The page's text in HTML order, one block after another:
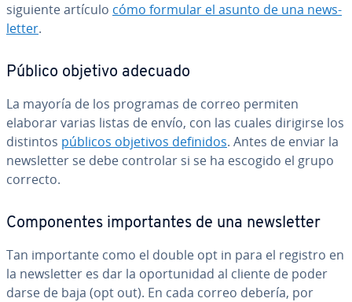
siguiente artículo cómo formular el asunto de una ne­w­s­
le­t­ter.
Público objetivo adecuado
La mayoría de los programas de correo permiten
elaborar varias listas de envío, con las cuales dirigirse los
distintos públicos objetivos definidos. Antes de enviar la
ne­w­s­le­t­ter se debe controlar si se ha escogido el grupo
correcto.
Co­m­po­ne­n­tes im­po­r­ta­n­tes de una ne­w­s­le­t­ter
Tan im­po­r­ta­n­te como el double opt in para el registro en
la ne­w­s­le­t­ter es dar la opo­r­tu­ni­dad al cliente de poder
darse de baja (opt out). En cada correo debería, por